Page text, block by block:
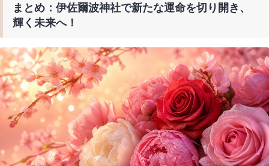
まとめ：伊佐爾波神社で新たな運命を切り開き、
輝く未来へ！